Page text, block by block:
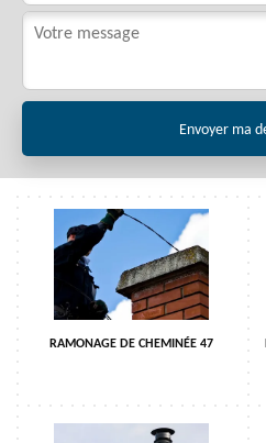
RAMONAGE DE CHEMINÉE 47